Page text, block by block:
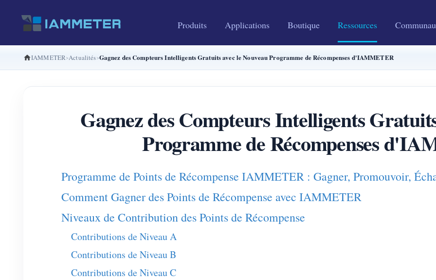
Produits Applications Boutique Ressources
IAMMETER Actualités Gagnez des Compteurs Intelligents Gratuits avec le Nouveau Programme de Récompenses d'IAMMETER
Gagnez des Compteurs Intelligents
Programme de Récompenses
Programme de Points de Récompense IAMMETER : Gagner, Promouvoir,
Comment Gagner des Points de Récompense avec IAMMETER
Niveaux de Contribution des Points de Récompense
Contributions de Niveau A
Contributions de Niveau B
Contributions de Niveau C